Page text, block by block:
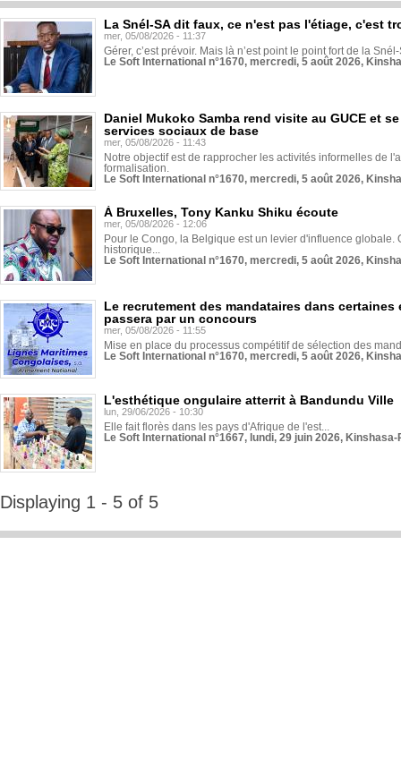
La Snél-SA dit faux, ce n'est pas l'étiage, c'est
mer, 05/08/2026 - 11:37
Gérer, c’est prévoir. Mais là n’est point le point fort de la
Le Soft International n°1670, mercredi, 5 août 2026,
Daniel Mukoko Samba rend visite au GUCE et
services sociaux de base
mer, 05/08/2026 - 11:43
Notre objectif est de rapprocher les activités informelles de
formalisation.
Le Soft International n°1670, mercredi, 5 août 2026,
À Bruxelles, Tony Kanku Shiku écoute
mer, 05/08/2026 - 12:06
Pour le Congo, la Belgique est un levier d'influence globale.
historique...
Le Soft International n°1670, mercredi, 5 août 2026,
Le recrutement des mandataires dans
passera par un concours
mer, 05/08/2026 - 11:55
Mise en place du processus compétitif de sélection des
Le Soft International n°1670, mercredi, 5 août 2026,
L'esthétique ongulaire atterrit à Bandundu Ville
lun, 29/06/2026 - 10:30
Elle fait florès dans les pays d'Afrique de l'est...
Le Soft International n°1667, lundi, 29 juin 2026,
Displaying 1 - 5 of 5